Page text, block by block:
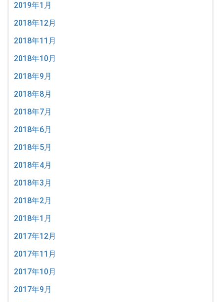
2019年1月
2018年12月
2018年11月
2018年10月
2018年9月
2018年8月
2018年7月
2018年6月
2018年5月
2018年4月
2018年3月
2018年2月
2018年1月
2017年12月
2017年11月
2017年10月
2017年9月